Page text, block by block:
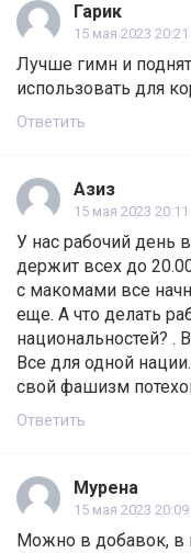
Гарик
15 мая 2023 20:21
Лучше гимн и
использовать для
Ответить
Азиз
15 мая 2023 20:11
У нас рабочий день
держит всех до
с макомами все
еще. А что делать
национальностей? .
Все для одной
свой фашизм
Ответить
Мурена
15 мая 2023 20:09
Можно в добавок, в